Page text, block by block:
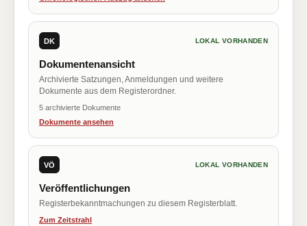
DK LOKAL VORHANDEN
Dokumentenansicht
Archivierte Satzungen, Anmeldungen und weitere
Dokumente aus dem Registerordner.
5 archivierte Dokumente
Dokumente ansehen
VÖ LOKAL VORHANDEN
Veröffentlichungen
Registerbekanntmachungen zu diesem Registerblatt.
Zum Zeitstrahl